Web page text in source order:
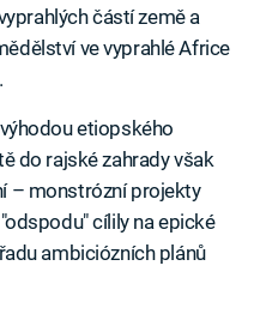
částí země a
ve vyprahlé Africe
etiopského
do rajské zahrady však
– monstrózní projekty
cílily na epické
ambiciózních plánů